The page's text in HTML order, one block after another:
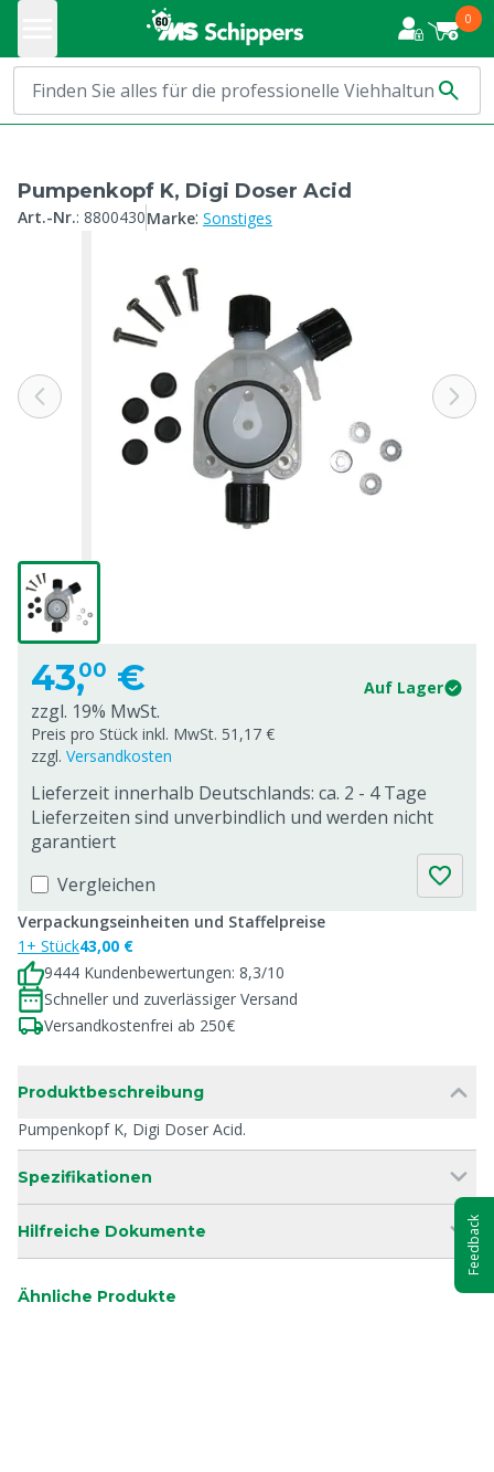
0
Pumpenkopf K, Digi Doser Acid
Art.-Nr.: 8800430Marke: Sonstiges
43,00 € Auf Lager
zzgl. 19% MwSt.
Preis pro Stück inkl. MwSt. 51,17 €
zzgl. Versandkosten
Lieferzeit innerhalb Deutschlands: ca. 2 - 4 Tage
Lieferzeiten sind unverbindlich und werden nicht
garantiert
Vergleichen
Verpackungseinheiten und Staffelpreise
1+ Stück43,00 €
9444 Kundenbewertungen: 8,3/10
Schneller und zuverlässiger Versand
Versandkostenfrei ab 250€
Produktbeschreibung
Pumpenkopf K, Digi Doser Acid.
Spezifikationen
Hilfreiche Dokumente
Ähnliche Produkte
Feedback